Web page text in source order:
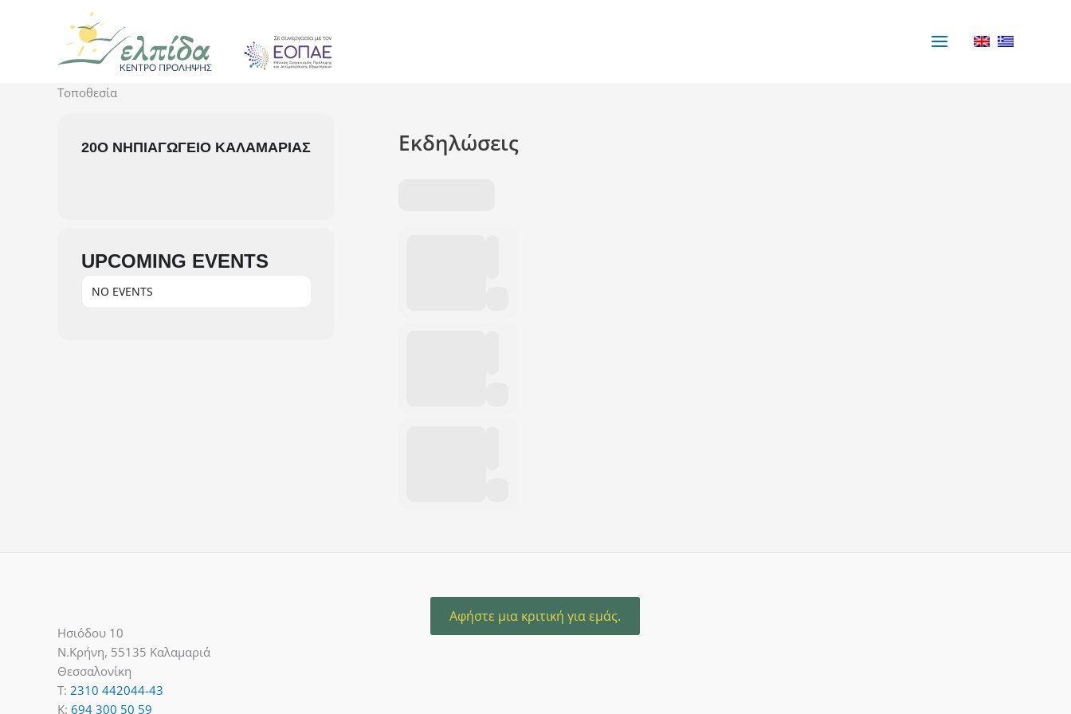
περιεχόμενο
Τοποθεσία
20Ο ΝΗΠΙΑΓΩΓΕΊΟ ΚΑΛΑΜΑΡΙΆΣ
UPCOMING EVENTS
NO EVENTS
Εκδηλώσεις
Ησιόδου 10
Ν.Κρήνη, 55135 Καλαμαριά
Θεσσαλονίκη
T: 2310 442044-43
K: 694 300 50 59
Αφήστε μια κριτική για εμάς.